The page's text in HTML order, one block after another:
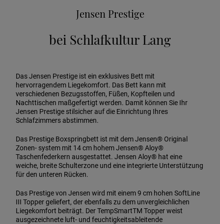
Jensen Prestige
bei Schlafkultur Lang
Das Jensen Prestige ist ein exklusives Bett mit
hervorragendem Liegekomfort. Das Bett kann mit
verschiedenen Bezugsstoffen, Füßen, Kopfteilen und
Nachttischen maßgefertigt werden. Damit können Sie Ihr
Jensen Prestige stilsicher auf die Einrichtung Ihres
Schlafzimmers abstimmen.
Das Prestige Boxspringbett ist mit dem Jensen® Original
Zonen- system mit 14 cm hohem Jensen® Aloy®
Taschenfederkern ausgestattet. Jensen Aloy® hat eine
weiche, breite Schulterzone und eine integrierte Unterstützung
für den unteren Rücken.
Das Prestige von Jensen wird mit einem 9 cm hohen SoftLine
III Topper geliefert, der ebenfalls zu dem unvergleichlichen
Liegekomfort beiträgt. Der TempSmartTM Topper weist
ausgezeichnete luft- und feuchtigkeitsableitende